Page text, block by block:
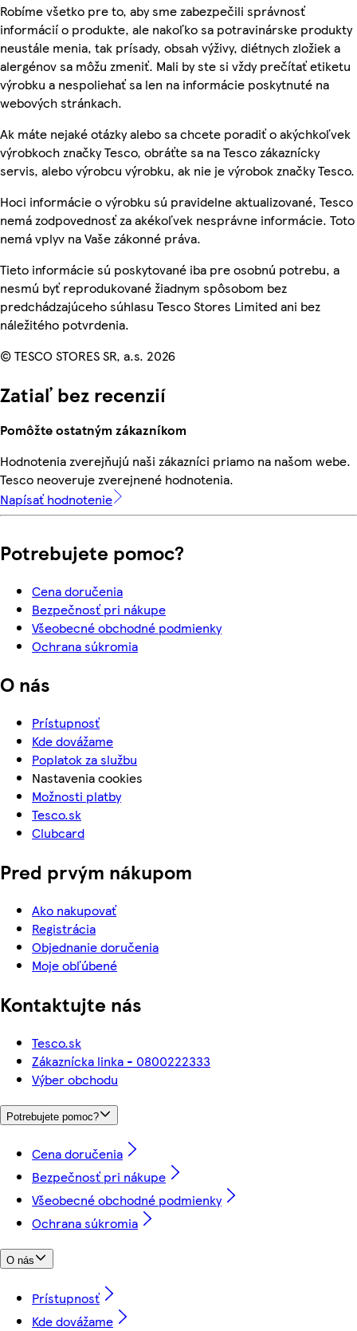
Robíme všetko pre to, aby sme zabezpečili správnosť
informácií o produkte, ale nakoľko sa potravinárske produkty
neustále menia, tak prísady, obsah výživy, diétnych zložiek a
alergénov sa môžu zmeniť. Mali by ste si vždy prečítať etiketu
výrobku a nespoliehať sa len na informácie poskytnuté na
webových stránkach.
Ak máte nejaké otázky alebo sa chcete poradiť o akýchkoľvek
výrobkoch značky Tesco, obráťte sa na Tesco zákaznícky
servis, alebo výrobcu výrobku, ak nie je výrobok značky Tesco.
Hoci informácie o výrobku sú pravidelne aktualizované, Tesco
nemá zodpovednosť za akékoľvek nesprávne informácie. Toto
nemá vplyv na Vaše zákonné práva.
Tieto informácie sú poskytované iba pre osobnú potrebu, a
nesmú byť reprodukované žiadnym spôsobom bez
predchádzajúceho súhlasu Tesco Stores Limited ani bez
náležitého potvrdenia.
© TESCO STORES SR, a.s. 2026
Zatiaľ bez recenzií
Pomôžte ostatným zákazníkom
Hodnotenia zverejňujú naši zákazníci priamo na našom webe.
Tesco neoveruje zverejnené hodnotenia.
Napísať hodnotenie
Potrebujete pomoc?
Cena doručenia
Bezpečnosť pri nákupe
Všeobecné obchodné podmienky
Ochrana súkromia
O nás
Prístupnosť
Kde dovážame
Poplatok za službu
Nastavenia cookies
Možnosti platby
Tesco.sk
Clubcard
Pred prvým nákupom
Ako nakupovať
Registrácia
Objednanie doručenia
Moje obľúbené
Kontaktujte nás
Tesco.sk
Zákaznícka linka - 0800222333
Výber obchodu
Potrebujete pomoc?
Cena doručenia
Bezpečnosť pri nákupe
Všeobecné obchodné podmienky
Ochrana súkromia
O nás
Prístupnosť
Kde dovážame